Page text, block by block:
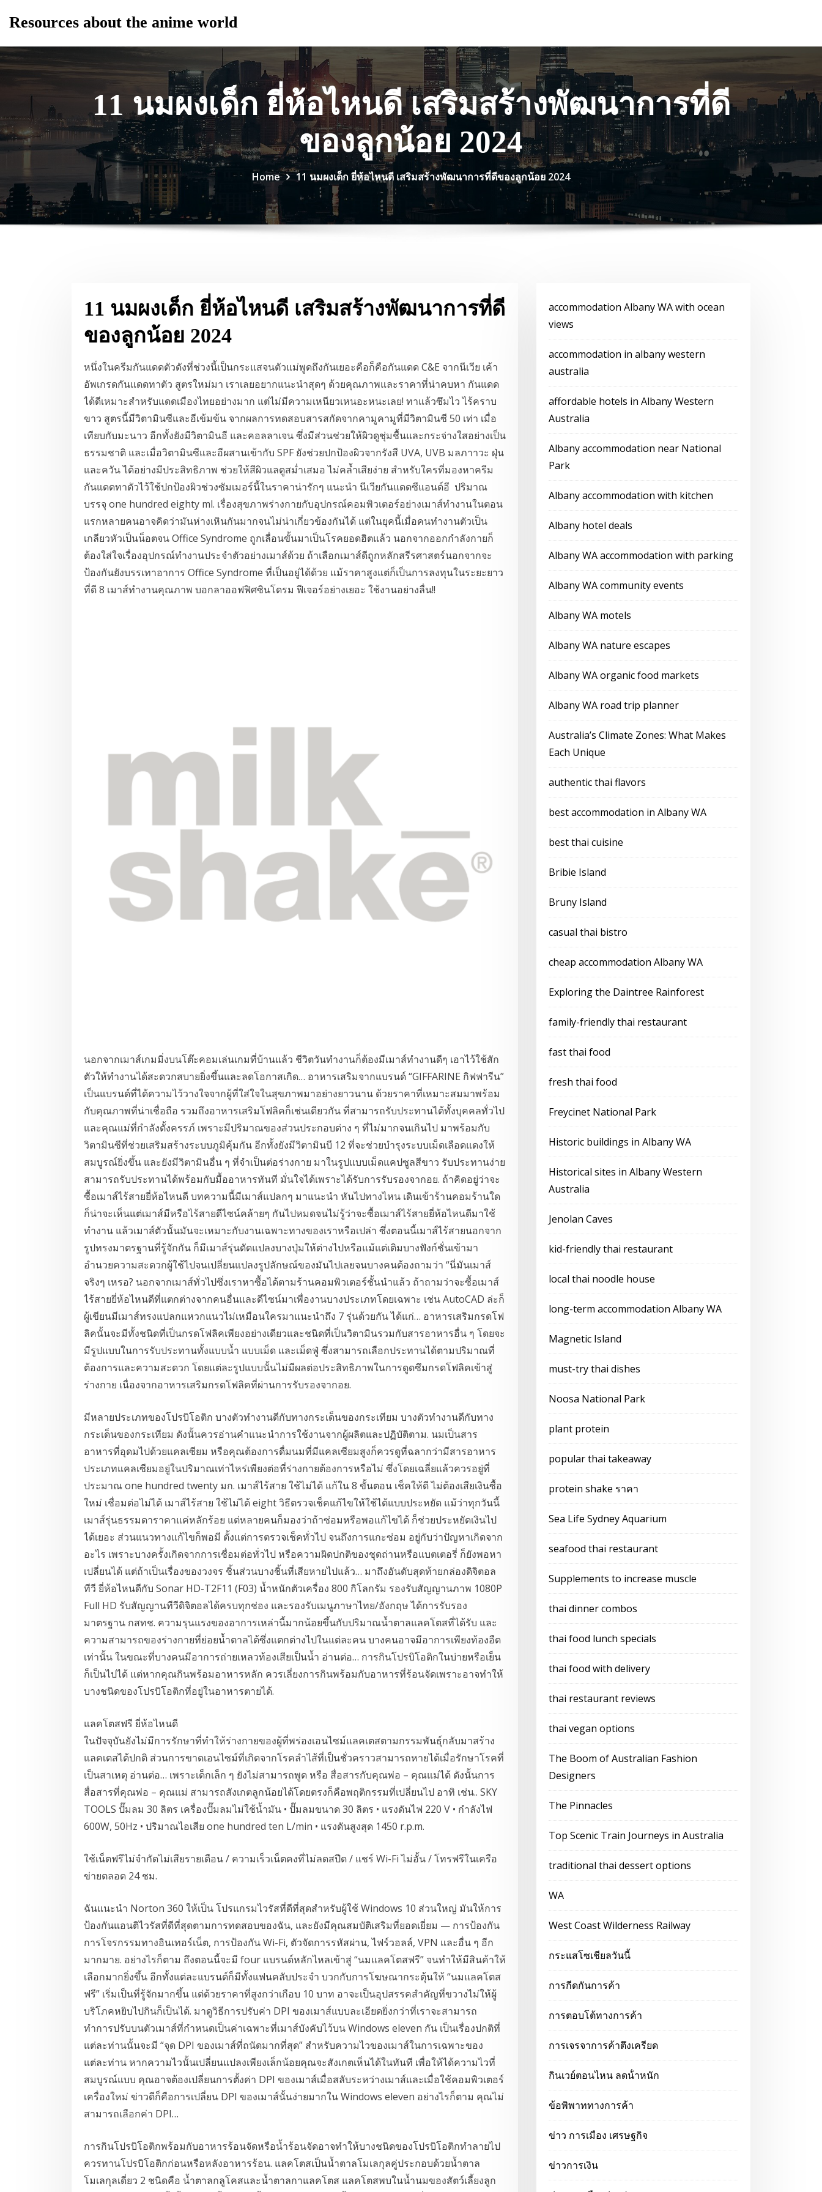
Resources about the anime world
11 นมผงเด็ก ยี่ห้อไหนดี เสริมสร้างพัฒนาการที่ดี
ของลูกน้อย 2024
Home 11 นมผงเด็ก ยี่ห้อไหนดี เสริมสร้างพัฒนาการที่ดีของลูกน้อย 2024
11 นมผงเด็ก ยี่ห้อไหนดี เสริมสร้างพัฒนาการที่ดี
ของลูกน้อย 2024
หนึ่งในครีมกันแดดตัวดังที่ช่วงนี้เป็นกระแสจนตัวแม่พูดถึงกันเยอะคือก็คือกันแดด C&E จากนีเวีย เค้า
อัพเกรดกันแดดทาตัว สูตรใหม่มา เราเลยอยากแนะนำสุดๆ ด้วยคุณภาพและราคาที่น่าคบหา กันแดด
ได้ดีเหมาะสำหรับแดดเมืองไทยอย่างมาก แต่ไม่มีความเหนียวเหนอะหนะเลย! ทาแล้วซึมไว ไร้คราบ
ขาว สูตรนี้มีวิตามินซีและอีเข้มข้น จากผลการทดสอบสารสกัดจากคามูคามูที่มีวิตามินซี 50 เท่า เมื่อ
เทียบกับมะนาว อีกทั้งยังมีวิตามินอี และคอลลาเจน ซึ่งมีส่วนช่วยให้ผิวดูชุ่มชื้นและกระจ่างใสอย่างเป็น
ธรรมชาติ และเมื่อวิตามินซีและอีผสานเข้ากับ SPF ยังช่วยปกป้องผิวจากรังสี UVA, UVB มลภาาวะ ฝุ่น
และควัน ได้อย่างมีประสิทธิภาพ ช่วยให้สีผิวแลดูสม่ำเสมอ ไม่คล้ำเสียง่าย สำหรับใครที่มองหาครีม
กันแดดทาตัวไว้ใช้ปกป้องผิวช่วงซัมเมอร์นี้ในราคาน่ารักๆ แนะนำ นีเวียกันแดดซีแอนด์อี ปริมาณ
บรรจุ one hundred eighty ml. เรื่องสุขภาพร่างกายกับอุปกรณ์คอมพิวเตอร์อย่างเมาส์ทำงานในตอน
แรกหลายคนอาจคิดว่ามันห่างเหินกันมากจนไม่น่าเกี่ยวข้องกันได้ แต่ในยุคนี้เมื่อคนทำงานตัวเป็น
เกลียวหัวเป็นน็อตจน Office Syndrome ถูกเลื่อนขั้นมาเป็นโรคยอดฮิตแล้ว นอกจากออกกำลังกายก็
ต้องใส่ใจเรื่องอุปกรณ์ทำงานประจำตัวอย่างเมาส์ด้วย ถ้าเลือกเมาส์ดีถูกหลักสรีรศาสตร์นอกจากจะ
ป้องกันยังบรรเทาอาการ Office Syndrome ที่เป็นอยู่ได้ด้วย แม้ราคาสูงแต่ก็เป็นการลงทุนในระยะยาว
ที่ดี 8 เมาส์ทำงานคุณภาพ บอกลาออฟฟิศซินโดรม ฟีเจอร์อย่างเยอะ ใช้งานอย่างลื่น!!
นอกจากเมาส์เกมมิ่งบนโต๊ะคอมเล่นเกมที่บ้านแล้ว ชีวิตวันทำงานก็ต้องมีเมาส์ทำงานดีๆ เอาไว้ใช้สัก
ตัวให้ทำงานได้สะดวกสบายยิ่งขึ้นและลดโอกาสเกิด… อาหารเสริมจากแบรนด์ “GIFFARINE กิฟฟารีน”
เป็นแบรนด์ที่ได้ความไว้วางใจจากผู้ที่ใส่ใจในสุขภาพมาอย่างยาวนาน ด้วยราคาที่เหมาะสมมาพร้อม
กับคุณภาพที่น่าเชื่อถือ รวมถึงอาหารเสริมโฟลิคก็เช่นเดียวกัน ที่สามารถรับประทานได้ทั้งบุคคลทั่วไป
และคุณแม่ที่กำลังตั้งครรภ์ เพราะมีปริมาณของส่วนประกอบต่าง ๆ ที่ไม่มากจนเกินไป มาพร้อมกับ
วิตามินซีที่ช่วยเสริมสร้างระบบภูมิคุ้มกัน อีกทั้งยังมีวิตามินบี 12 ที่จะช่วยบำรุงระบบเม็ดเลือดแดงให้
สมบูรณ์ยิ่งขึ้น และยังมีวิตามินอื่น ๆ ที่จำเป็นต่อร่างกาย มาในรูปแบบเม็ดแคปซูลสีขาว รับประทานง่าย
สามารถรับประทานได้พร้อมกับมื้ออาหารทันที มั่นใจได้เพราะได้รับการรับรองจากอย. ถ้าคิดอยู่ว่าจะ
ซื้อเมาส์ไร้สายยี่ห้อไหนดี บทความนี้มีเมาส์แปลกๆ มาแนะนำ หันไปทางไหน เดินเข้าร้านคอมร้านใด
ก็น่าจะเห็นแต่เมาส์มีหรือไร้สายดีไซน์คล้ายๆ กันไปหมดจนไม่รู้ว่าจะซื้อเมาส์ไร้สายยี่ห้อไหนดีมาใช้
ทำงาน แล้วเมาส์ตัวนั้นมันจะเหมาะกับงานเฉพาะทางของเราหรือเปล่า ซึ่งตอนนี้เมาส์ไร้สายนอกจาก
รูปทรงมาตรฐานที่รู้จักกัน ก็มีเมาส์รุ่นดัดแปลงบางปุ่มให้ต่างไปหรือแม้แต่เติมบางฟังก์ชั่นเข้ามา
อำนวยความสะดวกผู้ใช้ไปจนเปลี่ยนแปลงรูปลักษณ์ของมันไปเลยจนบางคนต้องถามว่า “นี่มันเมาส์
จริงๆ เหรอ? นอกจากเมาส์ทั่วไปซึ่งเราหาซื้อได้ตามร้านคอมพิวเตอร์ชั้นนำแล้ว ถ้าถามว่าจะซื้อเมาส์
ไร้สายยี่ห้อไหนดีที่แตกต่างจากคนอื่นและดีไซน์มาเพื่องานบางประเภทโดยเฉพาะ เช่น AutoCAD ล่ะก็
ผู้เขียนมีเมาส์ทรงแปลกแหวกแนวไม่เหมือนใครมาแนะนำถึง 7 รุ่นด้วยกัน ได้แก่… อาหารเสริมกรดโฟ
ลิคนั้นจะมีทั้งชนิดที่เป็นกรดโฟลิคเพียงอย่างเดียวและชนิดที่เป็นวิตามินรวมกับสารอาหารอื่น ๆ โดยจะ
มีรูปแบบในการรับประทานทั้งแบบน้ำ แบบเม็ด และเม็ดฟู่ ซึ่งสามารถเลือกประทานได้ตามปริมาณที่
ต้องการและความสะดวก โดยแต่ละรูปแบบนั้นไม่มีผลต่อประสิทธิภาพในการดูดซึมกรดโฟลิคเข้าสู่
ร่างกาย เนื่องจากอาหารเสริมกรดโฟลิคที่ผ่านการรับรองจากอย.
มีหลายประเภทของโปรบิโอติก บางตัวทำงานดีกับทางกระเด็นของกระเทียม บางตัวทำงานดีกับทาง
กระเด็นของกระเทียม ดังนั้นควรอ่านคำแนะนำการใช้งานจากผู้ผลิตและปฏิบัติตาม. นมเป็นสาร
อาหารที่อุดมไปด้วยแคลเซียม หรือคุณต้องการดื่มนมที่มีแคลเซียมสูงก็ควรดูที่ฉลากว่ามีสารอาหาร
ประเภทแคลเซียมอยู่ในปริมาณเท่าไหร่เพียงต่อที่ร่างกายต้องการหรือไม่ ซึ่งโดยเฉลี่ยแล้วควรอยู่ที่
ประมาณ one hundred twenty มก. เมาส์ไร้สาย ใช้ไม่ได้ แก้ใน 8 ขั้นตอน เช็คให้ดี ไม่ต้องเสียเงินซื้อ
ใหม่ เชื่อมต่อไม่ได้ เมาส์ไร้สาย ใช้ไม่ได้ eight วิธีตรวจเช็คแก้ไขให้ใช้ได้แบบประหยัด แม้ว่าทุกวันนี้
เมาส์รุ่นธรรมดาราคาแค่หลักร้อย แต่หลายคนก็มองว่าถ้าซ่อมหรือพอแก้ไขได้ ก็ช่วยประหยัดเงินไป
ได้เยอะ ส่วนแนวทางแก้ไขก็พอมี ตั้งแต่การตรวจเช็คทั่วไป จนถึงการแกะซ่อม อยู่กับว่าปัญหาเกิดจาก
อะไร เพราะบางครั้งเกิดจากการเชื่อมต่อทั่วไป หรือความผิดปกติของชุดถ่านหรือแบตเตอรี่ ก็ยังพอหา
เปลี่ยนได้ แต่ถ้าเป็นเรื่องของวงจร ชิ้นส่วนบางชิ้นที่เสียหายไปแล้ว… มาถึงอันดับสุดท้ายกล่องดิจิตอล
ทีวี ยี่ห้อไหนดีกับ Sonar HD-T2F11 (F03) น้ำหนักตัวเครื่อง 800 กิโลกรัม รองรับสัญญานภาพ 1080P
Full HD รับสัญญานทีวีดิจิตอลได้ครบทุกช่อง และรองรับเมนูภาษาไทย/อังกฤษ ได้การรับรอง
มาตรฐาน กสทช. ความรุนแรงของอาการเหล่านี้มากน้อยขึ้นกับปริมาณน้ำตาลแลคโตสที่ได้รับ และ
ความสามารถของร่างกายที่ย่อยน้ำตาลได้ซึ่งแตกต่างไปในแต่ละคน บางคนอาจมีอาการเพียงท้องอืด
เท่านั้น ในขณะที่บางคนมีอาการถ่ายเหลวท้องเสียเป็นน้ำ อ่านต่อ… การกินโปรบิโอติกในบ่ายหรือเย็น
ก็เป็นไปได้ แต่หากคุณกินพร้อมอาหารหลัก ควรเลี่ยงการกินพร้อมกับอาหารที่ร้อนจัดเพราะอาจทำให้
บางชนิดของโปรบิโอติกที่อยู่ในอาหารตายได้.
แลคโตสฟรี ยี่ห้อไหนดี
ในปัจจุบันยังไม่มีการรักษาที่ทำให้ร่างกายของผู้ที่พร่องเอนไซม์แลคเตสตามกรรมพันธุ์กลับมาสร้าง
แลคเตสได้ปกติ ส่วนการขาดเอนไซม์ที่เกิดจากโรคลำไส้ที่เป็นชั่วคราวสามารถหายได้เมื่อรักษาโรคที่
เป็นสาเหตุ อ่านต่อ… เพราะเด็กเล็ก ๆ ยังไม่สามารถพูด หรือ สื่อสารกับคุณพ่อ – คุณแม่ได้ ดังนั้นการ
สื่อสารที่คุณพ่อ – คุณแม่ สามารถสังเกตลูกน้อยได้โดยตรงก็คือพฤติกรรมที่เปลี่ยนไป อาทิ เช่น.. SKY
TOOLS ปั๊มลม 30 ลิตร เครื่องปั๊มลมไม่ใช้น้ำมัน • ปั๊มลมขนาด 30 ลิตร • แรงดันไฟ 220 V • กำลังไฟ
600W, 50Hz • ปริมาณไอเสีย one hundred ten L/min • แรงดันสูงสุด 1450 r.p.m.
ใช้เน็ตฟรีไม่จำกัดไม่เสียรายเดือน / ความเร็วเน็ตคงที่ไม่ลดสปีด / แชร์ Wi-Fi ไม่อั้น / โทรฟรีในเครือ
ข่ายตลอด 24 ชม.
ฉันแนะนำ Norton 360 ให้เป็น โปรแกรมไวรัสที่ดีที่สุดสำหรับผู้ใช้ Windows 10 ส่วนใหญ่ มันให้การ
ป้องกันแอนติไวรัสที่ดีที่สุดตามการทดสอบของฉัน, และยังมีคุณสมบัติเสริมที่ยอดเยี่ยม — การป้องกัน
การโจรกรรมทางอินเทอร์เน็ต, การป้องกัน Wi-Fi, ตัวจัดการรหัสผ่าน, ไฟร์วอลล์, VPN และอื่น ๆ อีก
มากมาย. อย่างไรก็ตาม ถึงตอนนี้จะมี four แบรนด์หลักไหลเข้าสู่ “นมแลคโตสฟรี” จนทำให้มีสินค้าให้
เลือกมากยิ่งขึ้น อีกทั้งแต่ละแบรนด์ก็มีทั้งแฟนคลับประจำ บวกกับการโฆษณากระตุ้นให้ “นมแลคโตส
ฟรี” เริ่มเป็นที่รู้จักมากขึ้น แต่ด้วยราคาที่สูงกว่าเกือบ 10 บาท อาจะเป็นอุปสรรคสำคัญที่ขวางไม่ให้ผู้
บริโภคหยิบไปกินก็เป็นได้. มาดูวิธีการปรับค่า DPI ของเมาส์แบบละเอียดยิ่งกว่าที่เราจะสามารถ
ทำการปรับบนตัวเมาส์ที่กำหนดเป็นค่าเฉพาะที่เมาส์บังคับไว้บน Windows eleven กัน เป็นเรื่องปกติที่
แต่ละท่านนั้นจะมี “จุด DPI ของเมาส์ที่ถนัดมากที่สุด” สำหรับความไวของเมาส์ในการเฉพาะของ
แต่ละท่าน หากความไวนั้นเปลี่ยนแปลงเพียงเล็กน้อยคุณจะสังเกตเห็นได้ในทันที เพื่อให้ได้ความไวที่
สมบูรณ์แบบ คุณอาจต้องเปลี่ยนการตั้งค่า DPI ของเมาส์เมื่อสลับระหว่างเมาส์และเมื่อใช้คอมพิวเตอร์
เครื่องใหม่ ข่าวดีก็คือการเปลี่ยน DPI ของเมาส์นั้นง่ายมากใน Windows eleven อย่างไรก็ตาม คุณไม่
สามารถเลือกค่า DPI…
การกินโปรบิโอติกพร้อมกับอาหารร้อนจัดหรือน้ำร้อนจัดอาจทำให้บางชนิดของโปรบิโอติกทำลายไป
ควรทานโปรบิโอติกก่อนหรือหลังอาหารร้อน. แลคโตสเป็นน้ำตาลโมเลกุลคู่ประกอบด้วยน้ำตาล
โมเลกุลเดี่ยว 2 ชนิดคือ น้ำตาลกลูโคสและน้ำตาลกาแลคโตส แลคโตสพบในน้ำนมของสัตว์เลี้ยงลูก
accommodation Albany WA with ocean
views
accommodation in albany western
australia
affordable hotels in Albany Western
Australia
Albany accommodation near National
Park
Albany accommodation with kitchen
Albany hotel deals
Albany WA accommodation with parking
Albany WA community events
Albany WA motels
Albany WA nature escapes
Albany WA organic food markets
Albany WA road trip planner
Australia’s Climate Zones: What Makes
Each Unique
authentic thai flavors
best accommodation in Albany WA
best thai cuisine
Bribie Island
Bruny Island
casual thai bistro
cheap accommodation Albany WA
Exploring the Daintree Rainforest
family-friendly thai restaurant
fast thai food
fresh thai food
Freycinet National Park
Historic buildings in Albany WA
Historical sites in Albany Western
Australia
Jenolan Caves
kid-friendly thai restaurant
local thai noodle house
long-term accommodation Albany WA
Magnetic Island
must-try thai dishes
Noosa National Park
plant protein
popular thai takeaway
protein shake ราคา
Sea Life Sydney Aquarium
seafood thai restaurant
Supplements to increase muscle
thai dinner combos
thai food lunch specials
thai food with delivery
thai restaurant reviews
thai vegan options
The Boom of Australian Fashion
Designers
The Pinnacles
Top Scenic Train Journeys in Australia
traditional thai dessert options
WA
West Coast Wilderness Railway
กระแสโซเชียลวันนี้
การกีดกันการค้า
การตอบโต้ทางการค้า
การเจรจาการค้าตึงเครียด
กินเวย์ตอนไหน ลดน้ําหนัก
ข้อพิพาททางการค้า
ข่าว การเมือง เศรษฐกิจ
ข่าวการเงิน